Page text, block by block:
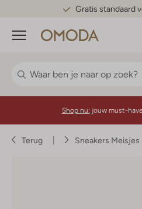
Gratis standaard
Menu
Shop nu: jouw must-
Terug Sneakers Meisjes